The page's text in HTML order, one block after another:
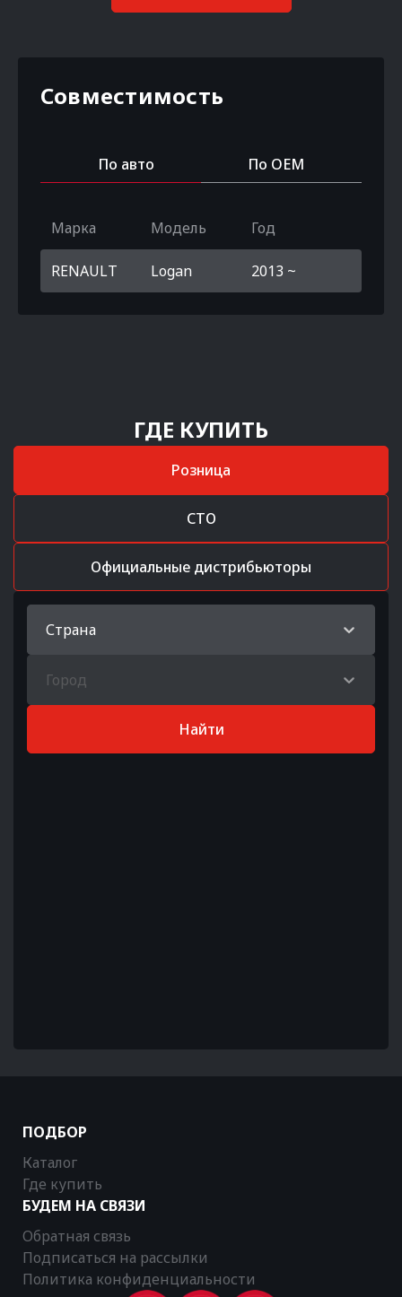
Совместимость
По авто По OEM
Марка Модель Год
RENAULT Logan 2013 ~
ГДЕ КУПИТЬ
Розница
СТО
Официальные дистрибьюторы
Страна
Город
Найти
ПОДБОР
Каталог
Где купить
БУДЕМ НА СВЯЗИ
Обратная связь
Подписаться на рассылки
Политика конфиденциальности